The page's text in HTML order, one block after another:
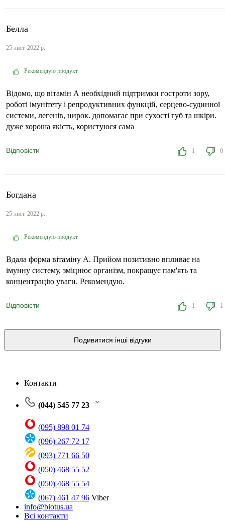
Белла
25 лист. 2022 р.
Рекомендую продукт
Відомо, що вітамін А необхідний підтримки гостроти зору,
роботі імунітету і репродуктивних функцій, серцево-судинної
системи, легенів, нирок. допомагає при сухості губ та шкіри.
дуже хороша якість, користуюся сама
Відповісти 1 0
Богдана
25 лист. 2022 р.
Рекомендую продукт
Вдала форма вітаміну А. Прийом позитивно впливає на
імунну систему, зміцнює організм, покращує пам'ять та
концентрацію уваги. Рекомендую.
Відповісти 1 1
Подивитися інші відгуки
Контакти
(044) 545 77 23
(095) 898 01 74
(096) 267 72 17
(093) 771 66 50
(050) 468 55 52
(050) 468 55 54
(067) 461 47 96 Viber
info@biotus.ua
Всі контакти